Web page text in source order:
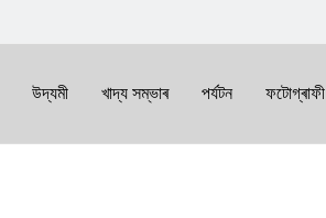
উদ্যমী খাদ্য সম্ভাৰ পৰ্যটন ফটোগ্ৰাফী